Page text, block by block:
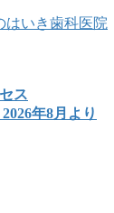
ス
年8月より